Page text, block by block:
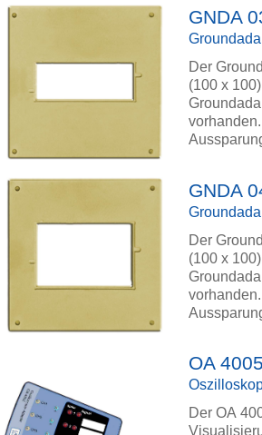
GNDA
Der
(100 x
GNDA
Der
(100 x
OA 4005
Der OA